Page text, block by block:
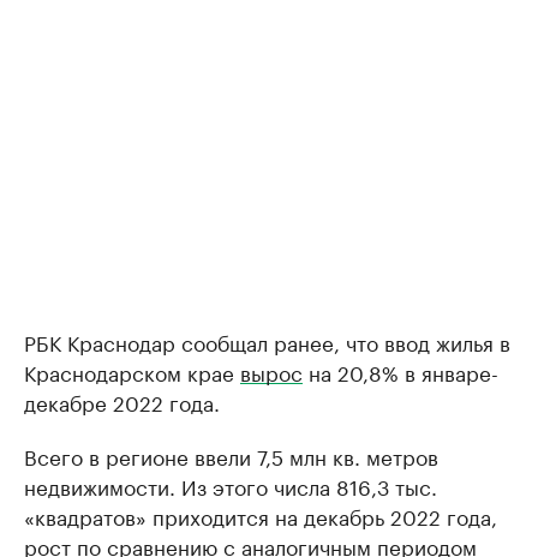
РБК Краснодар сообщал ранее, что ввод жилья в
Краснодарском крае вырос на 20,8% в январе-
декабре 2022 года.
Всего в регионе ввели 7,5 млн кв. метров
недвижимости. Из этого числа 816,3 тыс.
«квадратов» приходится на декабрь 2022 года,
рост по сравнению с аналогичным периодом